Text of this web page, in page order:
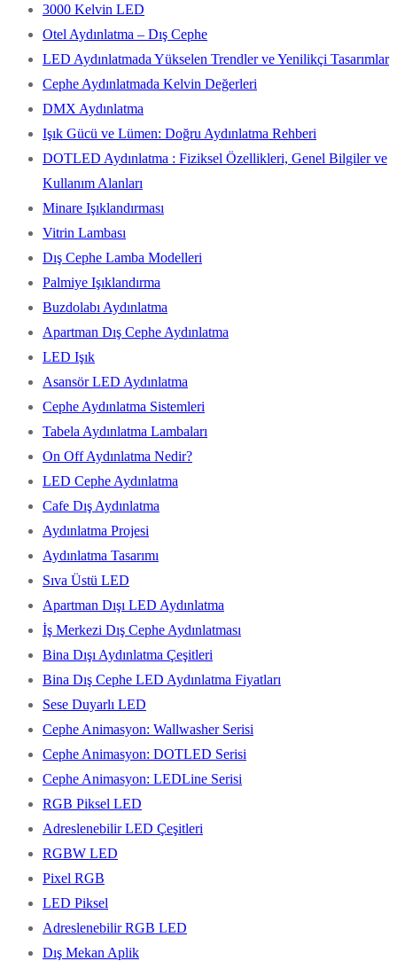
3000 Kelvin LED
Otel Aydınlatma – Dış Cephe
LED Aydınlatmada Yükselen Trendler ve Yenilikçi Tasarımlar
Cephe Aydınlatmada Kelvin Değerleri
DMX Aydınlatma
Işık Gücü ve Lümen: Doğru Aydınlatma Rehberi
DOTLED Aydınlatma : Fiziksel Özellikleri, Genel Bilgiler ve
Kullanım Alanları
Minare Işıklandırması
Vitrin Lambası
Dış Cephe Lamba Modelleri
Palmiye Işıklandırma
Buzdolabı Aydınlatma
Apartman Dış Cephe Aydınlatma
LED Işık
Asansör LED Aydınlatma
Cephe Aydınlatma Sistemleri
Tabela Aydınlatma Lambaları
On Off Aydınlatma Nedir?
LED Cephe Aydınlatma
Cafe Dış Aydınlatma
Aydınlatma Projesi
Aydınlatma Tasarımı
Sıva Üstü LED
Apartman Dışı LED Aydınlatma
İş Merkezi Dış Cephe Aydınlatması
Bina Dışı Aydınlatma Çeşitleri
Bina Dış Cephe LED Aydınlatma Fiyatları
Sese Duyarlı LED
Cephe Animasyon: Wallwasher Serisi
Cephe Animasyon: DOTLED Serisi
Cephe Animasyon: LEDLine Serisi
RGB Piksel LED
Adreslenebilir LED Çeşitleri
RGBW LED
Pixel RGB
LED Piksel
Adreslenebilir RGB LED
Dış Mekan Aplik